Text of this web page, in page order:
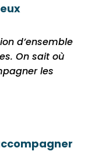
d’ensemble
On sait où
les